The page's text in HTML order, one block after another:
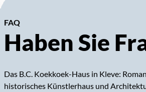
FAQ
Haben Sie
Das B.C. Koekkoek-Haus in Kleve:
historisches Künstlerhaus und